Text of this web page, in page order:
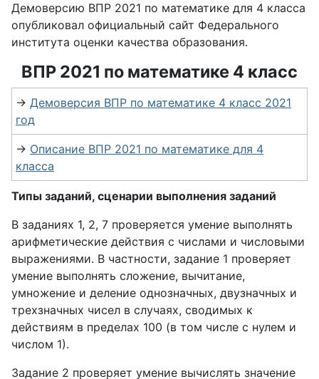
Демоверсию ВПР 2021 по математике для 4 класса
опубликовал официальный сайт Федерального
института оценки качества образования.
ВПР 2021 по математике 4 класс
→ Демоверсия ВПР по математике 4 класс 2021
год
→ Описание ВПР 2021 по математике для 4
класса
Типы заданий, сценарии выполнения заданий
В заданиях 1, 2, 7 проверяется умение выполнять
арифметические действия с числами и числовыми
выражениями. В частности, задание 1 проверяет
умение выполнять сложение, вычитание,
умножение и деление однозначных, двузначных и
трехзначных чисел в случаях, сводимых к
действиям в пределах 100 (в том числе с нулем и
числом 1).
Задание 2 проверяет умение вычислять значение